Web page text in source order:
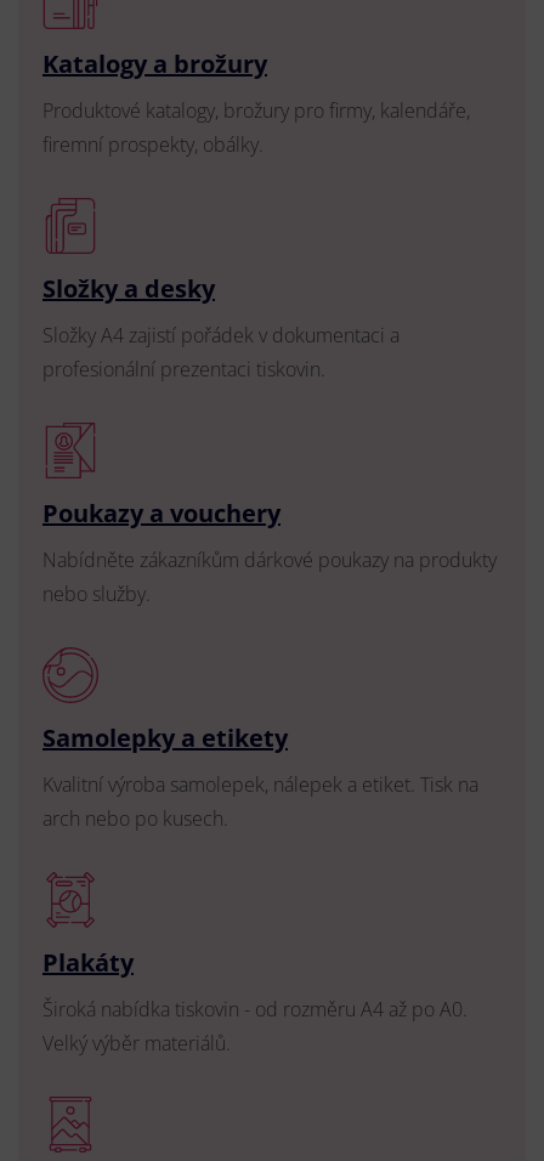
Katalogy a brožury
Produktové katalogy, brožury pro firmy, kalendáře,
firemní prospekty, obálky.
Složky a desky
Složky A4 zajistí pořádek v dokumentaci a
profesionální prezentaci tiskovin.
Poukazy a vouchery
Nabídněte zákazníkům dárkové poukazy na produkty
nebo služby.
Samolepky a etikety
Kvalitní výroba samolepek, nálepek a etiket. Tisk na
arch nebo po kusech.
Plakáty
Široká nabídka tiskovin - od rozměru A4 až po A0.
Velký výběr materiálů.